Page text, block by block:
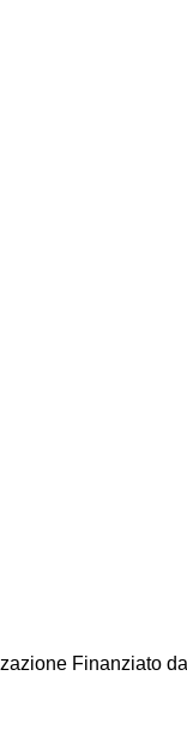
Finanziato